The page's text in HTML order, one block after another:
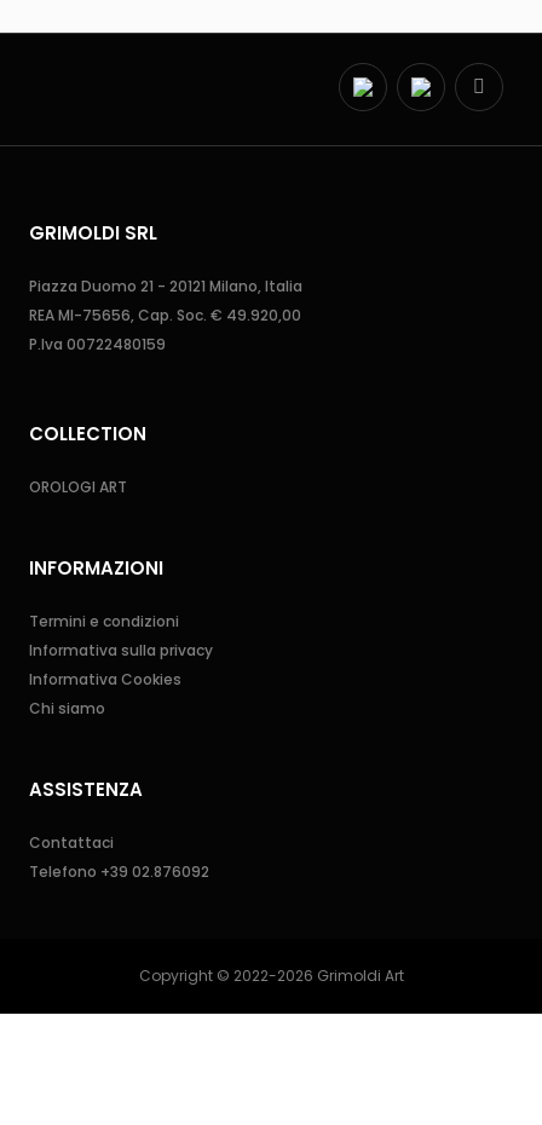
GRIMOLDI SRL
Piazza Duomo 21 - 20121 Milano, Italia
REA MI-75656, Cap. Soc. € 49.920,00
P.Iva 00722480159
COLLECTION
OROLOGI ART
INFORMAZIONI
Termini e condizioni
Informativa sulla privacy
Informativa Cookies
Chi siamo
ASSISTENZA
Contattaci
Telefono +39 02.876092
Copyright © 2022-2026 Grimoldi Art